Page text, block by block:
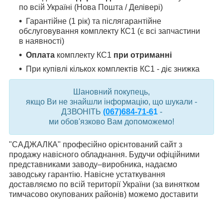
по всій Україні (Нова Пошта / Делівері)
Гарантійне (1 рік) та післягарантійне
обслуговування комплекту КС1 (є всі запчастини
в наявності)
Оплата комплекту КС1 при отриманні
При купівлі кількох комплектів КС1 - діє знижка
Шановний покупець,
якщо Ви не знайшли інформацію, що шукали -
ДЗВОНІТЬ (067)684-71-61-
ми обов'язково Вам допоможемо!
"САДЖАЛКА" професійно орієнтований сайт з
продажу навісного обладнання. Будучи офіційними
представниками заводу–виробника, надаємо
заводську гарантію. Навісне устаткування
доставляємо по всій території України (за винятком
тимчасово окупованих районів) можемо доставити